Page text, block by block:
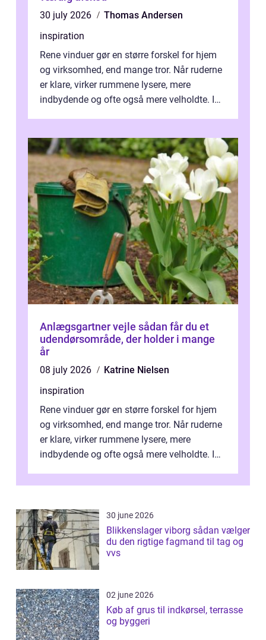
30 july 2026
Thomas Andersen
inspiration
Rene vinduer gør en større forskel for hjem
og virksomhed, end mange tror. Når ruderne
er klare, virker rummene lysere, mere
indbydende og ofte også mere velholdte. I
Anlægsgartner vejle sådan får du et
udendørsområde, der holder i mange
år
08 july 2026
Katrine Nielsen
inspiration
Rene vinduer gør en større forskel for hjem
og virksomhed, end mange tror. Når ruderne
er klare, virker rummene lysere, mere
indbydende og ofte også mere velholdte. I
30 june 2026
Blikkenslager viborg sådan vælger
du den rigtige fagmand til tag og
vvs
02 june 2026
Køb af grus til indkørsel, terrasse
og byggeri